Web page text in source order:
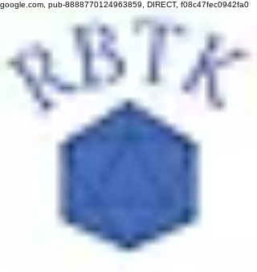
google.com, pub-8888770124963859, DIRECT, f08c47fec0942fa0